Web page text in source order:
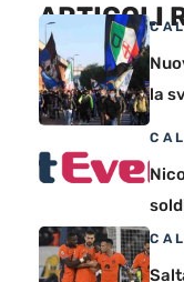
ARTICOLI
la